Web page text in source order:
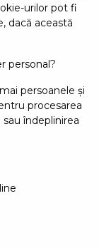
urilor pot fi
dacă această
personal?
persoanele și
procesarea
îndeplinirea